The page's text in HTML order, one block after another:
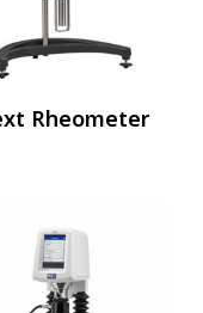
อ่านเพิ่ม
Rheometer